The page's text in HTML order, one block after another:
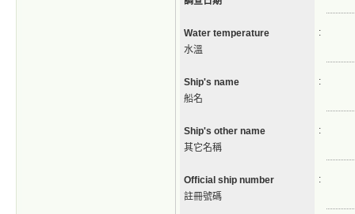
Water temperature
水溫
:
Ship's name
船名
:
Ship's other name
其它名稱
:
Official ship number
註冊號碼
: